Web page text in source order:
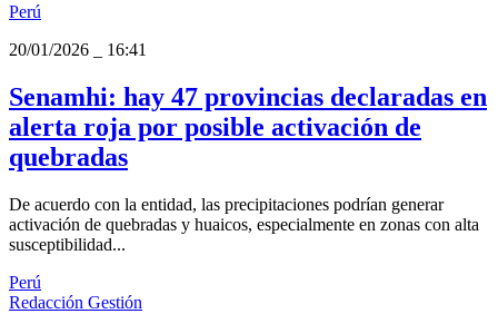
Perú
20/01/2026
16:41
Senamhi: hay 47 provincias declaradas en
alerta roja por posible activación de
quebradas
De acuerdo con la entidad, las precipitaciones podrían generar
activación de quebradas y huaicos, especialmente en zonas con alta
susceptibilidad...
Perú
Redacción Gestión